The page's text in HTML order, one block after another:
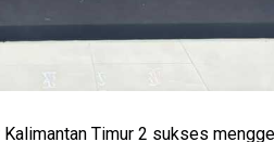
Timur 2 sukses